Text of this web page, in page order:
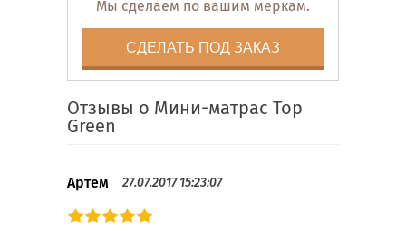
Мы сделаем по вашим меркам.
СДЕЛАТЬ ПОД ЗАКАЗ
Отзывы о Мини-матрас Top
Green
Артем 27.07.2017 15:23:07